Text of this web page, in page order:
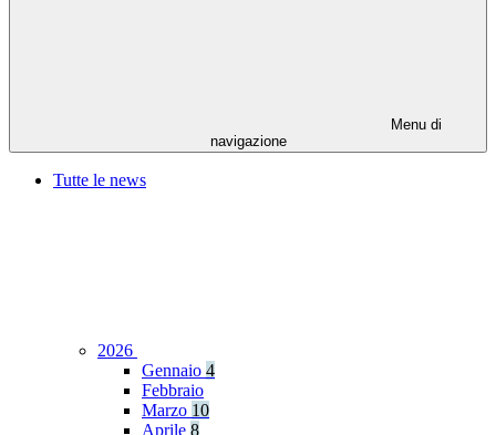
Menu di
navigazione
Tutte le news
2026
Gennaio 4
Febbraio
Marzo 10
Aprile 8